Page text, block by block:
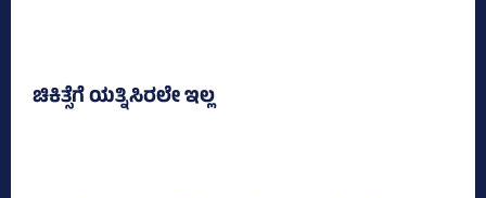
ಚಿಕಿತ್ಸೆಗೆ ಯತ್ನಿಸಿರಲೇ ಇಲ್ಲ